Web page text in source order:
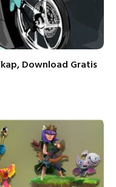
Download Gratis